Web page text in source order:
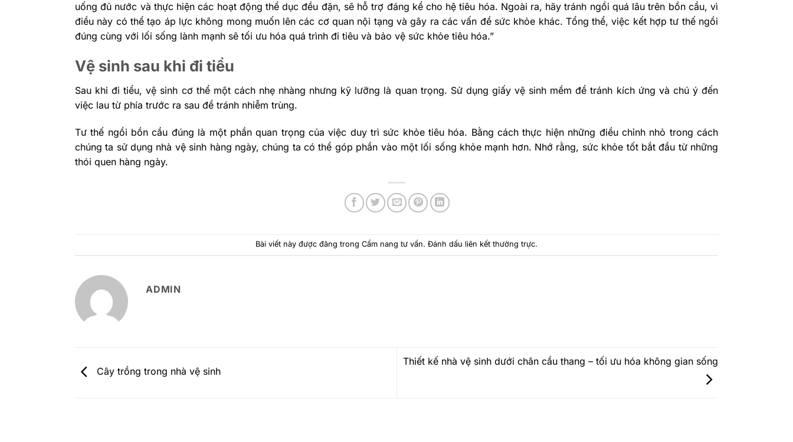
uống đủ nước và thực hiện các hoạt động thể dục đều đặn, sẽ hỗ trợ đáng kể cho hệ tiêu hóa. Ngoài ra, hãy tránh ngồi quá lâu trên bồn cầu, vì
điều này có thể tạo áp lực không mong muốn lên các cơ quan nội tạng và gây ra các vấn đề sức khỏe khác. Tổng thể, việc kết hợp tư thế ngồi
đúng cùng với lối sống lành mạnh sẽ tối ưu hóa quá trình đi tiêu và bảo vệ sức khỏe tiêu hóa.”
Vệ sinh sau khi đi tiểu
Sau khi đi tiểu, vệ sinh cơ thể một cách nhẹ nhàng nhưng kỹ lưỡng là quan trọng. Sử dụng giấy vệ sinh mềm để tránh kích ứng và chú ý đến
việc lau từ phía trước ra sau để tránh nhiễm trùng.
Tư thế ngồi bồn cầu đúng là một phần quan trọng của việc duy trì sức khỏe tiêu hóa. Bằng cách thực hiện những điều chỉnh nhỏ trong cách
chúng ta sử dụng nhà vệ sinh hàng ngày, chúng ta có thể góp phần vào một lối sống khỏe mạnh hơn. Nhớ rằng, sức khỏe tốt bắt đầu từ những
thói quen hàng ngày.
Bài viết này được đăng trong Cẩm nang tư vấn. Đánh dấu liên kết thường trực.
ADMIN
Cây trồng trong nhà vệ sinh
Thiết kế nhà vệ sinh dưới chân cầu thang – tối ưu hóa không gian sống